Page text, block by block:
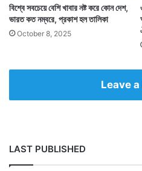
বিশ্বে সবচেয়ে বেশি খাবার নষ্ট করে কোন দেশ,
ভারত কত নম্বরে, প্রকাশ হল তালিকা
October 8, 2025
Leave
LAST PUBLISHED